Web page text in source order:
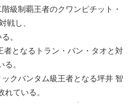
級制覇王者のクワンピチット・
戦し、
。
者となるトラン・バン・タオと対
。
ックバンタム級王者となる坪井 智
ている。